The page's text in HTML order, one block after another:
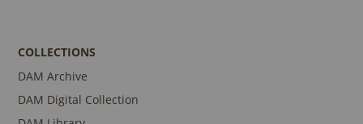
COLLECTIONS
DAM Archive
DAM Digital Collection